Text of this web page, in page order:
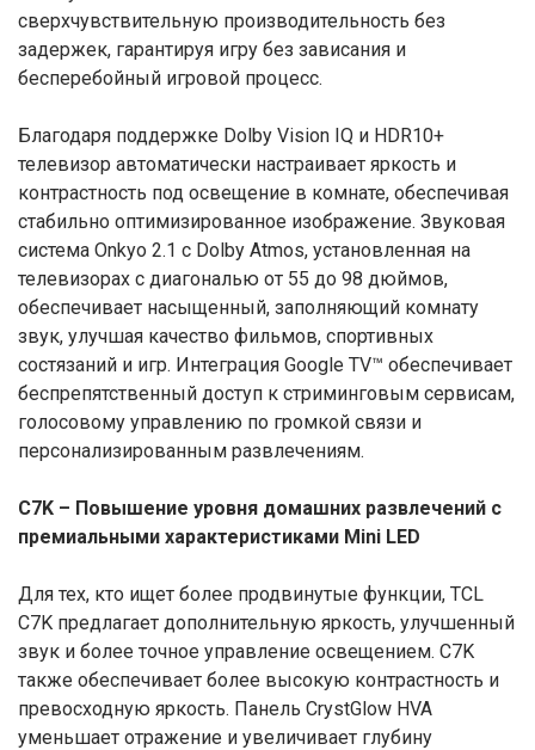
сверхчувствительную производительность без
задержек, гарантируя игру без зависания и
бесперебойный игровой процесс.
Благодаря поддержке Dolby Vision IQ и HDR10+
телевизор автоматически настраивает яркость и
контрастность под освещение в комнате, обеспечивая
стабильно оптимизированное изображение. Звуковая
система Onkyo 2.1 с Dolby Atmos, установленная на
телевизорах с диагональю от 55 до 98 дюймов,
обеспечивает насыщенный, заполняющий комнату
звук, улучшая качество фильмов, спортивных
состязаний и игр. Интеграция Google TV™ обеспечивает
беспрепятственный доступ к стриминговым сервисам,
голосовому управлению по громкой связи и
персонализированным развлечениям.
C7K – Повышение уровня домашних развлечений с
премиальными характеристиками Mini LED
Для тех, кто ищет более продвинутые функции, TCL
C7K предлагает дополнительную яркость, улучшенный
звук и более точное управление освещением. C7K
также обеспечивает более высокую контрастность и
превосходную яркость. Панель CrystGlow HVA
уменьшает отражение и увеличивает глубину